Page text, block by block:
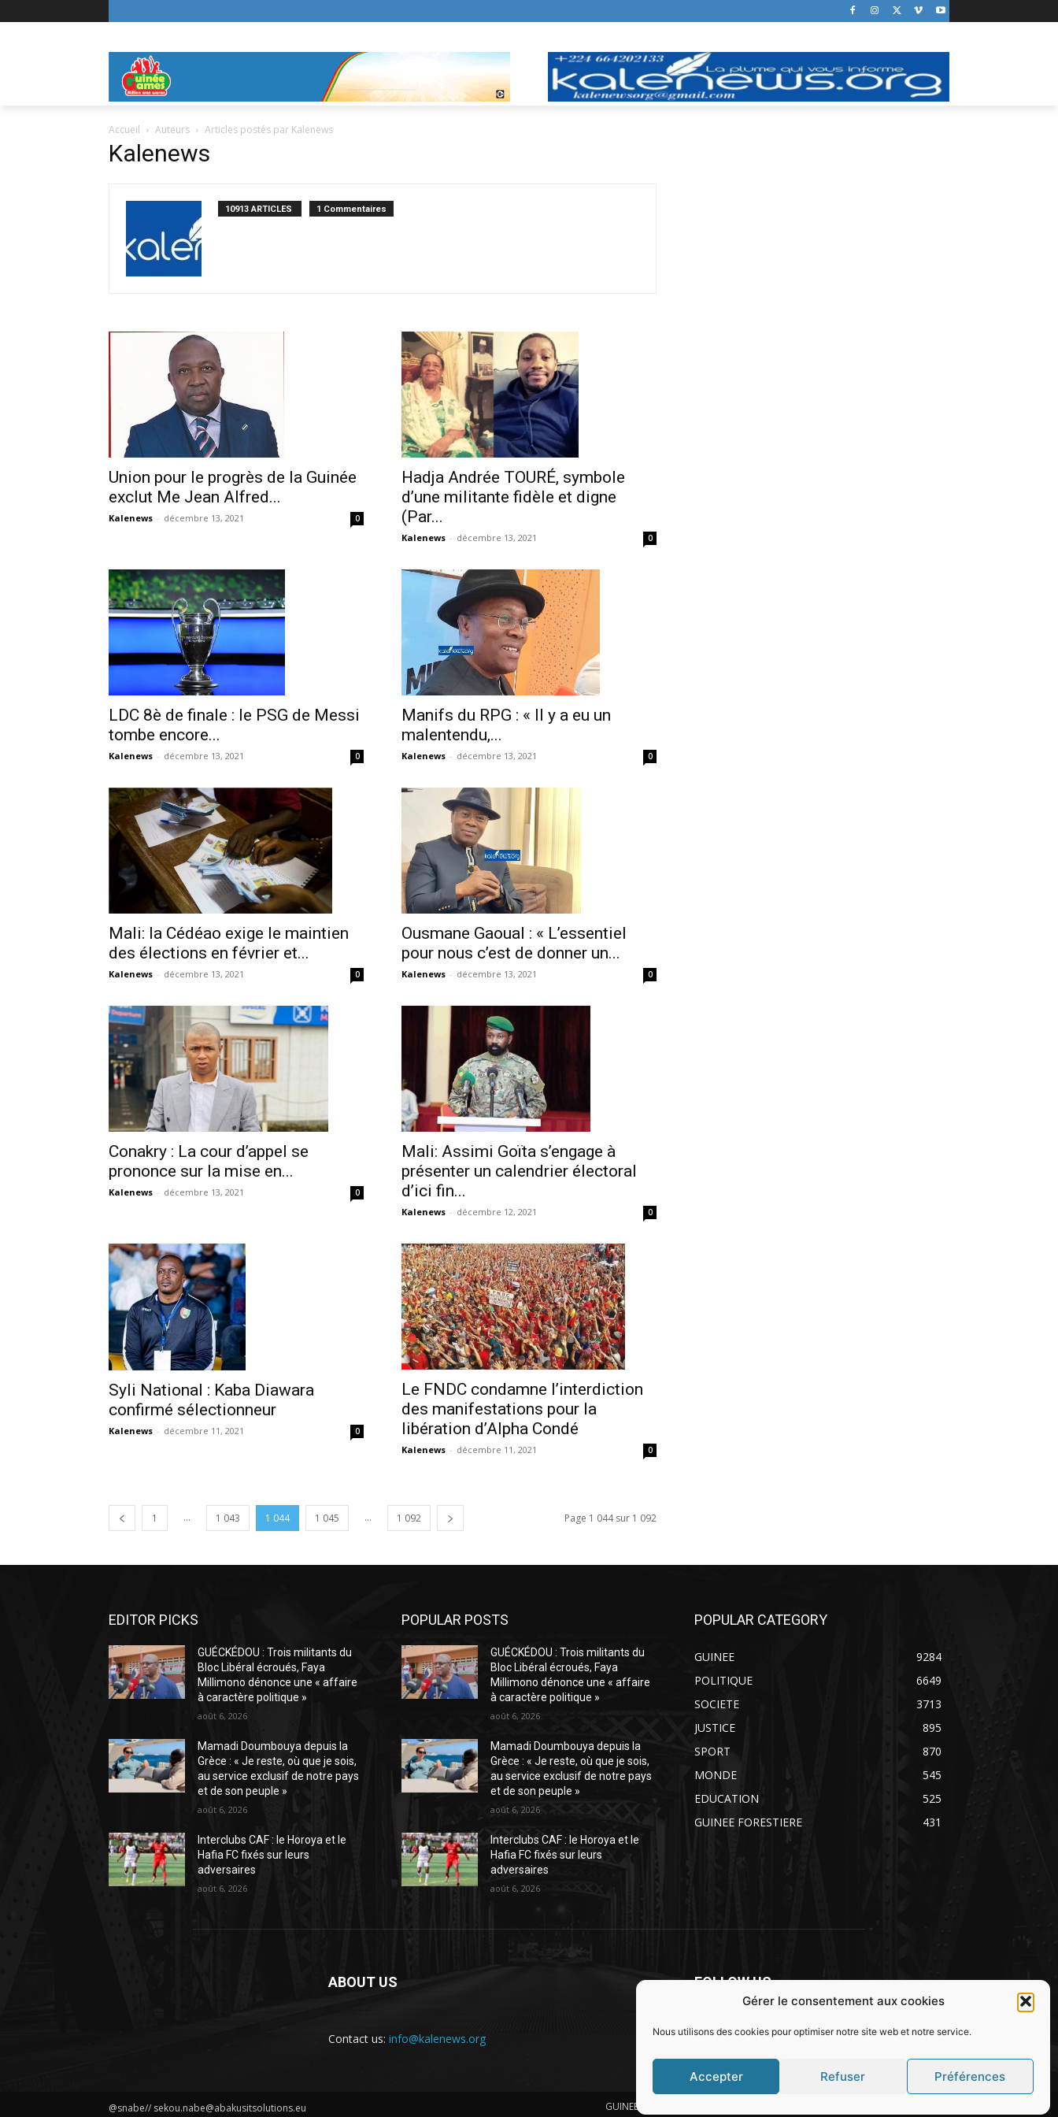
Gérer le consentement aux cookies
Nous utilisons des cookies pour optimiser notre site web et notre service.
Accepter Refuser Préférences
Accueil Auteurs Articles postés par Kalenews
Kalenews
10913 ARTICLES 1 Commentaires
Union pour le progrès de la Guinée
exclut Me Jean Alfred...
Kalenews - décembre 13, 2021 0
Hadja Andrée TOURÉ, symbole
d’une militante fidèle et digne
(Par...
Kalenews - décembre 13, 2021 0
LDC 8è de finale : le PSG de Messi
tombe encore...
Kalenews - décembre 13, 2021 0
Manifs du RPG : « Il y a eu un
malentendu,...
Kalenews - décembre 13, 2021 0
Mali: la Cédéao exige le maintien
des élections en février et...
Kalenews - décembre 13, 2021 0
Ousmane Gaoual : « L’essentiel
pour nous c’est de donner un...
Kalenews - décembre 13, 2021 0
Conakry : La cour d’appel se
prononce sur la mise en...
Kalenews - décembre 13, 2021 0
Mali: Assimi Goïta s’engage à
présenter un calendrier électoral
d’ici fin...
Kalenews - décembre 12, 2021 0
Syli National : Kaba Diawara
confirmé sélectionneur
Kalenews - décembre 11, 2021 0
Le FNDC condamne l’interdiction
des manifestations pour la
libération d’Alpha Condé
Kalenews - décembre 11, 2021 0
1 ... 1 043 1 044 1 045 ... 1 092 Page 1 044 sur 1 092
EDITOR PICKS
GUÉCKÉDOU : Trois militants du
Bloc Libéral écroués, Faya
Millimono dénonce une « affaire
à caractère politique »
août 6, 2026
Mamadi Doumbouya depuis la
Grèce : « Je reste, où que je sois,
au service exclusif de notre pays
et de son peuple »
août 6, 2026
Interclubs CAF : le Horoya et le
Hafia FC fixés sur leurs
adversaires
août 6, 2026
POPULAR POSTS
GUÉCKÉDOU : Trois militants du
Bloc Libéral écroués, Faya
Millimono dénonce une « affaire
à caractère politique »
août 6, 2026
Mamadi Doumbouya depuis la
Grèce : « Je reste, où que je sois,
au service exclusif de notre pays
et de son peuple »
août 6, 2026
Interclubs CAF : le Horoya et le
Hafia FC fixés sur leurs
adversaires
août 6, 2026
POPULAR CATEGORY
GUINEE
9284
POLITIQUE
6649
SOCIETE
3713
JUSTICE
895
SPORT
870
MONDE
545
EDUCATION
525
GUINEE FORESTIERE
431
ABOUT US
Contact us: info@kalenews.org
FOLLOW US
@snabe// sekou.nabe@abakusitsolutions.eu GUINEE